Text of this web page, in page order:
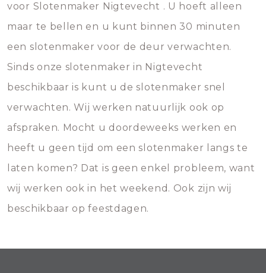
voor Slotenmaker Nigtevecht . U hoeft alleen
maar te bellen en u kunt binnen 30 minuten
een slotenmaker voor de deur verwachten.
Sinds onze slotenmaker in Nigtevecht
beschikbaar is kunt u de slotenmaker snel
verwachten. Wij werken natuurlijk ook op
afspraken. Mocht u doordeweeks werken en
heeft u geen tijd om een slotenmaker langs te
laten komen? Dat is geen enkel probleem, want
wij werken ook in het weekend. Ook zijn wij
beschikbaar op feestdagen.